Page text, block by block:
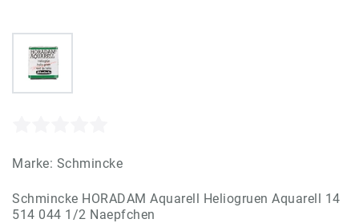
Marke: Schmincke
Schmincke HORADAM Aquarell Heliogruen Aquarell 14
514 044 1/2 Naepfchen